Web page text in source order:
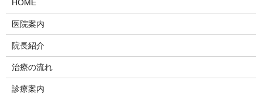
HOME
医院案内
院長紹介
治療の流れ
診療案内